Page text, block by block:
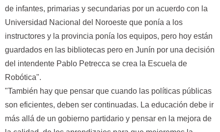
de infantes, primarias y secundarias por un acuerdo con la
Universidad Nacional del Noroeste que ponía a los
instructores y la provincia ponía los equipos, pero hoy están
guardados en las bibliotecas pero en Junín por una decisión
del intendente Pablo Petrecca se crea la Escuela de
Robótica".
"También hay que pensar que cuando las políticas públicas
son eficientes, deben ser continuadas. La educación debe ir
más allá de un gobierno partidario y pensar en la mejora de